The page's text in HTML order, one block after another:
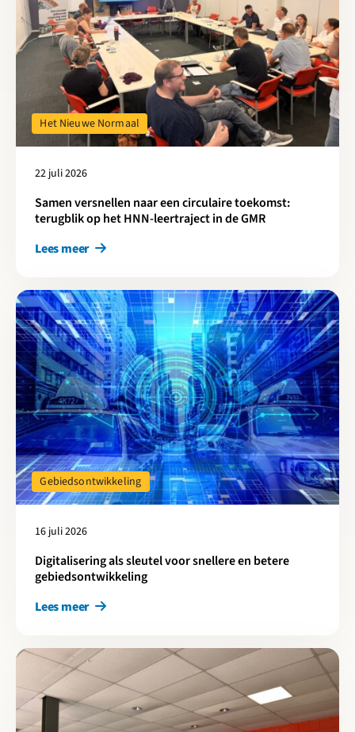
22 juli 2026
Samen versnellen naar een circulaire toekomst:
terugblik op het HNN-leertraject in de GMR
Het Nieuwe Normaal
Lees meer
16 juli 2026
Digitalisering als sleutel voor snellere en betere
gebiedsontwikkeling
Gebiedsontwikkeling
Lees meer
Lees meer over Digitalisering als sleutel voor snellere en
Lees meer over Cirkelstad Amersfoort-Utrecht: 25 jaar EVA-